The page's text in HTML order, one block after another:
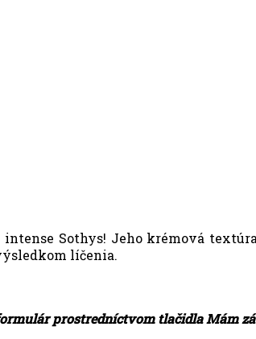
Sothys! Jeho krémová
líčenia.
prostredníctvom tlačidla Mám